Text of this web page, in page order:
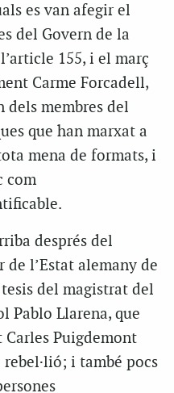
es van afegir el
del Govern de la
155, i el març
Carme Forcadell,
membres del
que han marxat a
mena de formats, i
com
després del
l’Estat alemany de
del magistrat del
Pablo Llarena, que
Carles Puigdemont
i també pocs